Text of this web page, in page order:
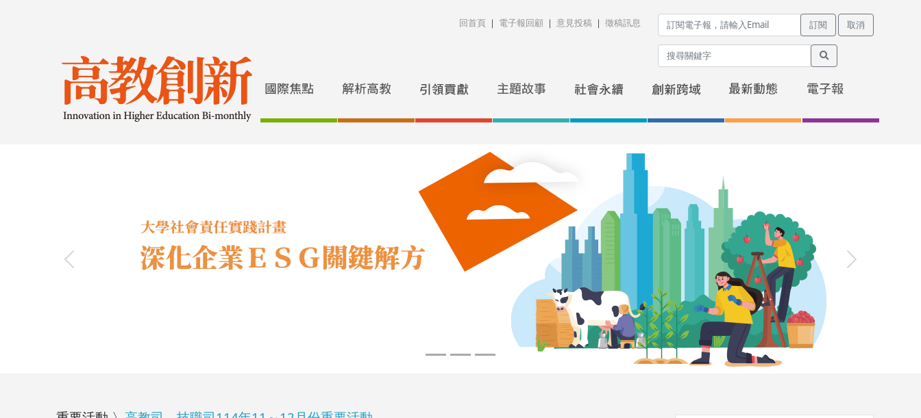
回首頁 ｜ 電子報回顧 ｜ 意見投稿 ｜ 徵稿訊息 訂閱 取消
Previous Next